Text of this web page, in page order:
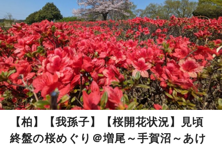
【柏】【我孫子】【桜開花状況】見頃
終盤の桜めぐり＠増尾～手賀沼～あけ